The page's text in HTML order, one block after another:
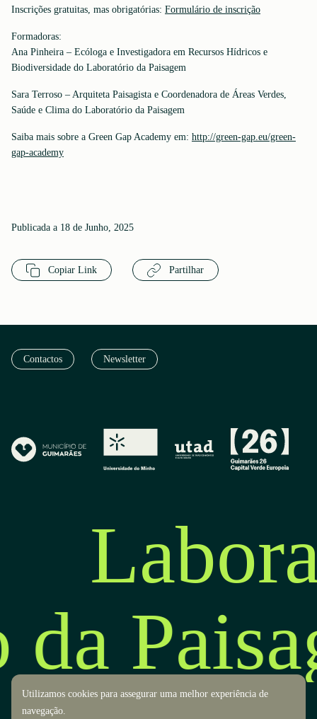
Inscrições gratuitas, mas obrigatórias: Formulário de inscrição
Formadoras:
Ana Pinheira – Ecóloga e Investigadora em Recursos Hídricos e
Biodiversidade do Laboratório da Paisagem
Sara Terroso – Arquiteta Paisagista e Coordenadora de Áreas Verdes,
Saúde e Clima do Laboratório da Paisagem
Saiba mais sobre a Green Gap Academy em: http://green-gap.eu/green-
gap-academy
Publicada a 18 de Junho, 2025
Copiar Link Partilhar
Contactos Newsletter
Utilizamos cookies para assegurar uma melhor experiência de
navegação.